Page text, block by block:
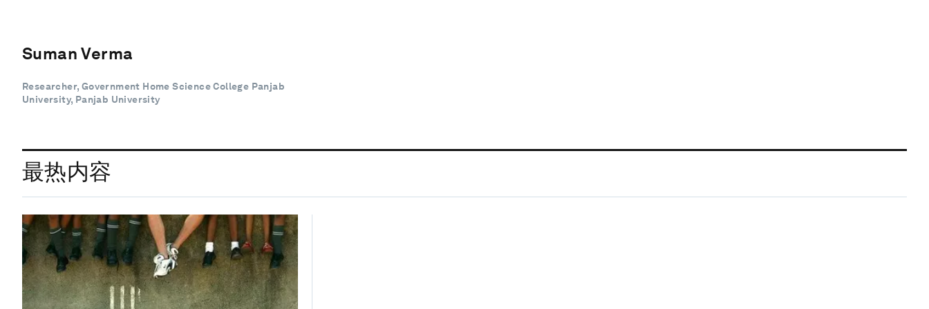
Suman Verma
Researcher, Government Home Science College Panjab
University, Panjab University
最热内容